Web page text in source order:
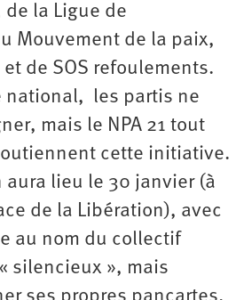
de la Ligue de
Mouvement de la paix,
et de SOS refoulements.
national, les partis ne
mais le NPA 21 tout
cette initiative.
lieu le 30 janvier (à
de la Libération), avec
au nom du collectif
silencieux », mais